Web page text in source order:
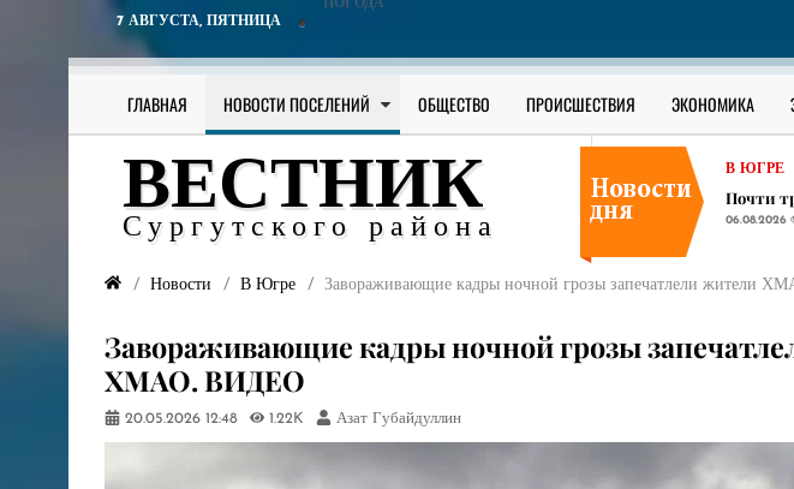
7 АВГУСТА, ПЯТНИЦА
ПОГОДА
ГЛАВНАЯ НОВОСТИ ПОСЕЛЕНИЙ ОБЩЕСТВО ПРОИСШЕСТВИЯ ЭКОНОМИКА
ВЕСТНИК
Сургутского района
06.08.2026
В ЮГРЕ
Почти
06.08.2026
Как
Новости В Югре Завораживающие кадры ночной грозы запечатлели жители
Завораживающие кадры ночной грозы
ХМАО. ВИДЕО
20.05.2026 12:48 1.22K Азат Губайдуллин